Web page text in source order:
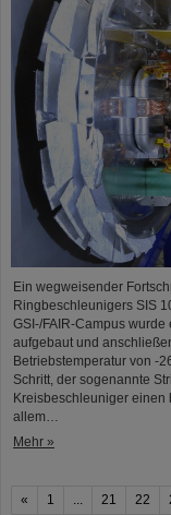
Ein wegweisender
Ringbeschleunigers SIS
GSI-/FAIR-Campus
aufgebaut und
Betriebstemperatur von -
Schritt, der sogenannte
Kreisbeschleuniger einen
allem…
Mehr »
« 1 ... 21 22